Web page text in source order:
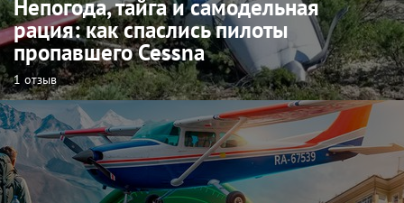
Непогода, тайга и самодельная
рация: как спаслись пилоты
пропавшего Cessna
1 отзыв